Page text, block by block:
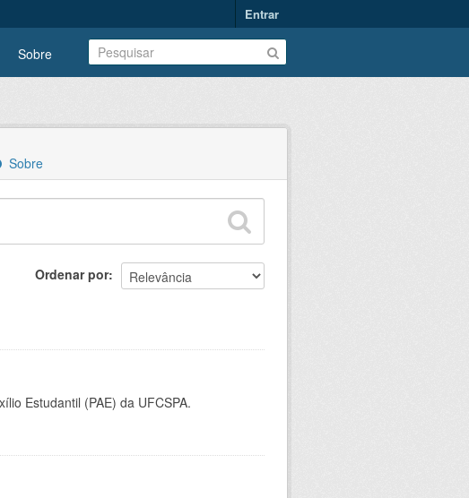
Entrar
Sobre
Sobre
Ordenar por
Estudantil (PAE) da UFCSPA.